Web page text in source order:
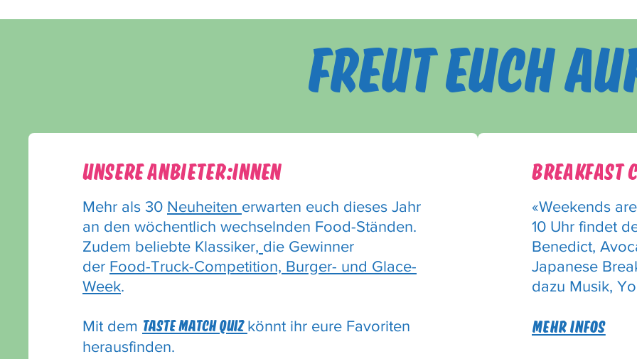
FREUT EUCH
UNSERE ANBIETER:INNEN
Mehr als 30 Neuheiten erwarten euch dieses Jahr
an den wöchentlich wechselnden Food-Ständen.
Zudem beliebte Klassiker, die Gewinner
der Food-Truck-Competition, Burger- und Glace-
Week.
Mit dem TASTE MATCH Quiz könnt ihr eure Favoriten
herausfinden.
«Weekends
10 Uhr findet
Benedict,
Japanese
dazu Musik,
MEHR INFOS